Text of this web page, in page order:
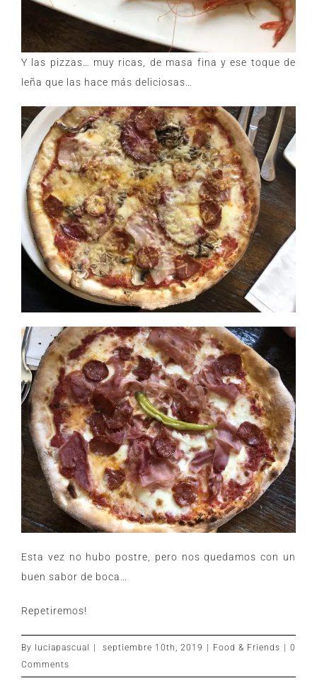
Y las pizzas… muy ricas, de masa fina y ese toque de
leña que las hace más deliciosas…
Esta vez no hubo postre, pero nos quedamos con un
buen sabor de boca…
Repetiremos!
By luciapascual | septiembre 10th, 2019 | Food & Friends | 0
Comments